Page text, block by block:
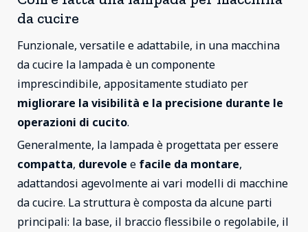
da cucire
Funzionale, versatile e adattabile, in una macchina
da cucire la lampada è un componente
imprescindibile, appositamente studiato per
migliorare la visibilità e la precisione durante le
operazioni di cucito.
Generalmente, la lampada è progettata per essere
compatta, durevole e facile da montare,
adattandosi agevolmente ai vari modelli di macchine
da cucire. La struttura è composta da alcune parti
principali: la base, il braccio flessibile o regolabile, il